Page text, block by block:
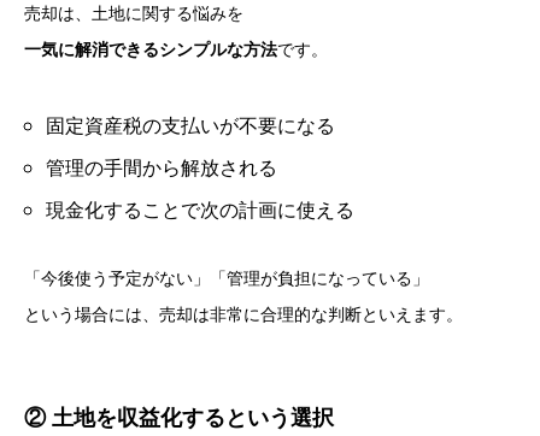
売却は、土地に関する悩みを
一気に解消できるシンプルな方法です。
固定資産税の支払いが不要になる
管理の手間から解放される
現金化することで次の計画に使える
「今後使う予定がない」「管理が負担になっている」
という場合には、売却は非常に合理的な判断といえます。
② 土地を収益化するという選択